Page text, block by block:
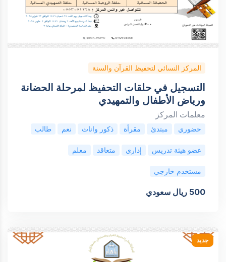
المركز النسائي لتحفيظ القرآن والسنة
التسجيل في حلقات التحفيظ لمرحلة الحضانة
ورياض الأطفال والتمهيدي
معلمات المركز
حضوري مبتدئ مقرأة ذكور واناث نعم طالب
عضو هيئة تدريس إداري متعاقد معلم
مستخدم خارجي
500 ريال سعودي
جديد